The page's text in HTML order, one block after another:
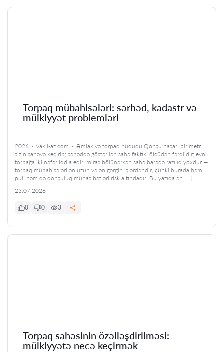
Torpaq mübahisələri: sərhəd, kadastr və
mülkiyyət problemləri
2026 · vakil-az.com · Əmlak və torpaq hüququ Qonşu hasarı bir metr
sizin sahəyə keçirib; sənəddə göstərilən sahə faktiki ölçüdən fərqlidir; eyni
torpağa iki nəfər iddia edir; miras bölünərkən sahə barədə razılıq yoxdur —
torpaq mübahisələri ən uzun və ən gərgin işlərdəndir, çünki burada həm
pul, həm də qonşuluq münasibətləri risk altındadır. Bu yazıda ən […]
23.07.2026
0 0 3
Torpaq sahəsinin özəlləşdirilməsi:
mülkiyyətə necə keçirmək